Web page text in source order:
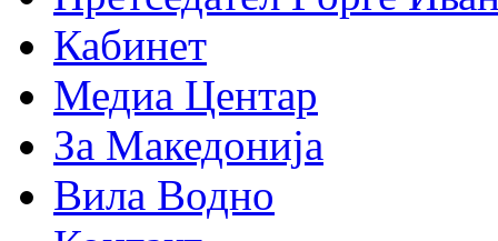
Кабинет
Медиа Центар
За Македонија
Вила Водно